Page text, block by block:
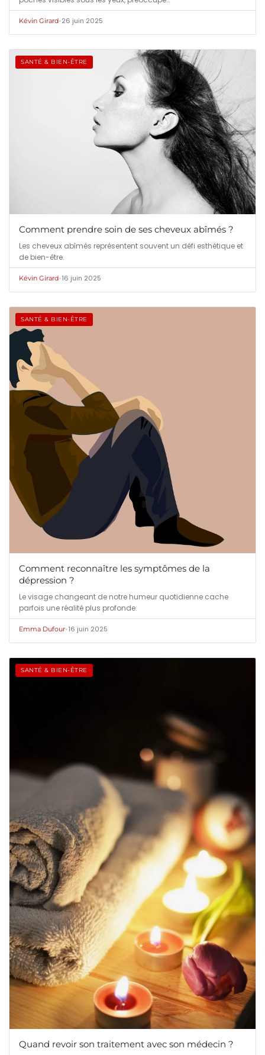
Kévin Girard•26 juin 2025
SANTÉ & BIEN-ÊTRE
Comment prendre soin de ses cheveux abîmés ?
Les cheveux abîmés représentent souvent un défi esthétique et
de bien-être.
Kévin Girard•16 juin 2025
SANTÉ & BIEN-ÊTRE
Comment reconnaître les symptômes de la
dépression ?
Le visage changeant de notre humeur quotidienne cache
parfois une réalité plus profonde.
Emma Dufour•16 juin 2025
SANTÉ & BIEN-ÊTRE
Quand revoir son traitement avec son médecin ?